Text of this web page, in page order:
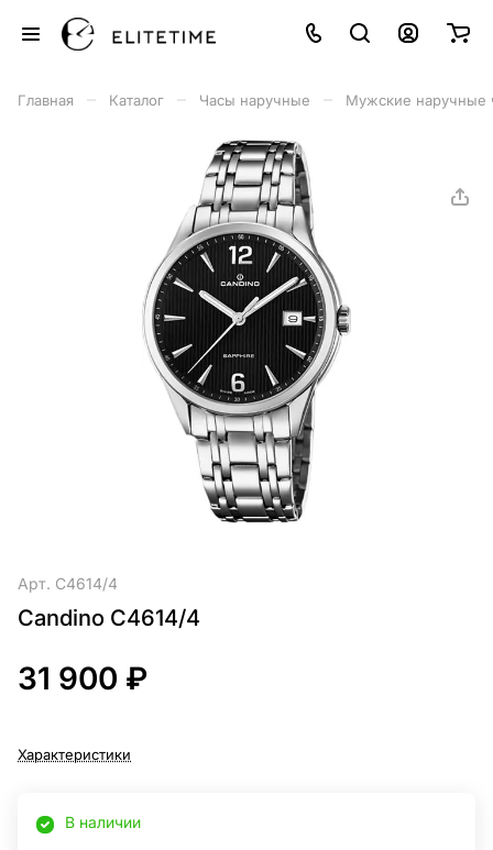
Главная Каталог Часы наручные Мужские наручные
Арт. C4614/4
Candino C4614/4
31 900 ₽
Характеристики
В наличии